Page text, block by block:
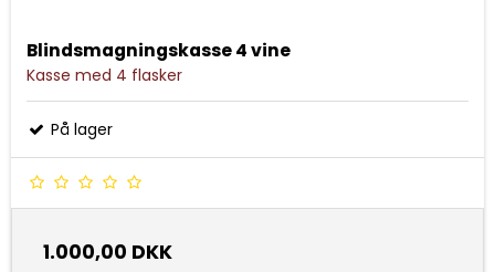
Blindsmagningskasse 4 vine
Kasse med 4 flasker
På lager
1.000,00 DKK